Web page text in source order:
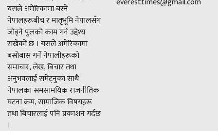
यसले अमेरिकामा बस्ने
नेपालहरूबीच र मातृभूमि नेपालसँग
जोड्ने पुलको काम गर्ने उद्देश्य
राखेको छ । यसले अमेरिकामा
बसोबास गर्ने नेपालीहरूको
समाचार, लेख, बिचार तथा
अनुभवलाई समेट्नुका साथै
नेपालका समसामयिक राजनीतिक
घटना क्रम, सामाजिक विषयहरू
तथा बिचारलाई पनि प्रकाशन गर्दछ
।